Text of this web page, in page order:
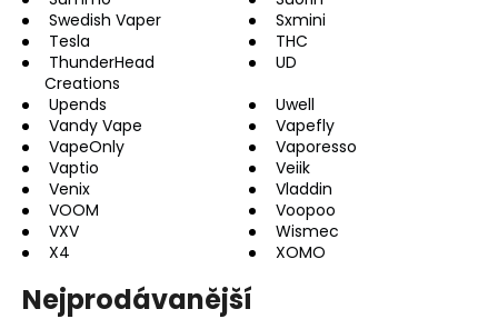
Swedish Vaper
Sxmini
Tesla
THC
ThunderHead
Creations
UD
Upends
Uwell
Vandy Vape
Vapefly
VapeOnly
Vaporesso
Vaptio
Veiik
Venix
Vladdin
VOOM
Voopoo
VXV
Wismec
X4
XOMO
Nejprodávanější
D
p
o
r
u
č
u
j
e
m